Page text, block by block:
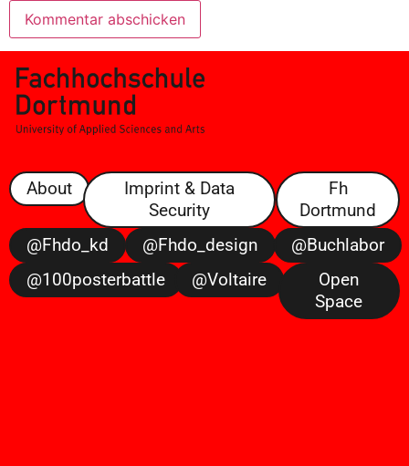
About
Imprint & Data
Security
Fh
Dortmund
@fhdo_kd
@fhdo_design
@buchlabor
@100posterbattle
@voltaire
Open
Space